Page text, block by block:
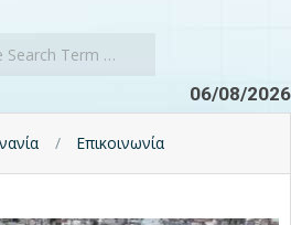
06/08/2026
Επικοινωνία